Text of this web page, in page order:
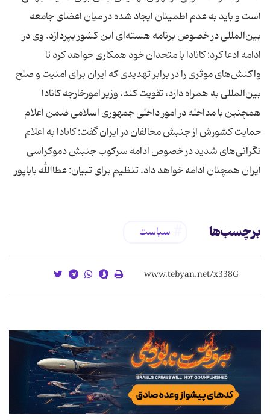
است و باید به عدم اطمینان ایجاد شده در میان اعضای جامعه
بین‌المللی در خصوص برنامه‌ هسته‌ای این كشور بپردازد. وی در
ادامه ادعا كرد: كانادا با متحدان خود همكاری خواهد كرد تا
واكنش‌های موثری را در برابر تهدیدی كه ایران برای امنیت و صلح
بین‌المللی به همراه دارد، تقویت كند. وزیر امورخارجه كانادا
همچنین با مداخله در امور داخلی جمهوری اسلامی ضمن اعلام
حمایت كشورش از جنبش مخالفان در ایران گفت: كانادا به اعلام
نگرانی‌های شدید در خصوص ادامه سركوب جنبش دموكراسی
ایران همچنان ادامه خواهد داد. تنظیم برای تبیان: عطاالله باباپور
برچسب‌ها سیاست